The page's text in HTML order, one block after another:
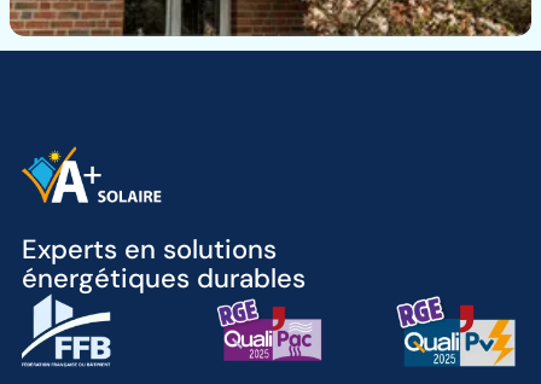
Experts en solutions
énergétiques durables